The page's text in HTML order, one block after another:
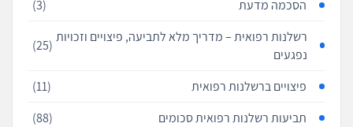
הסכמה מדעת
(3)
רשלנות רפואית – מדריך מלא לתביעה, פיצויים וזכויות
נפגעים
(25)
פיצויים ברשלנות רפואית
(11)
תביעות רשלנות רפואית סכומים
(88)